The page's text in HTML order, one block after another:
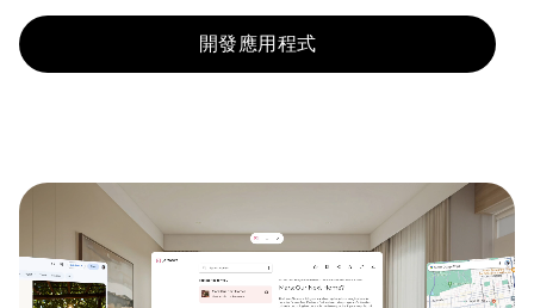
開發應用程式